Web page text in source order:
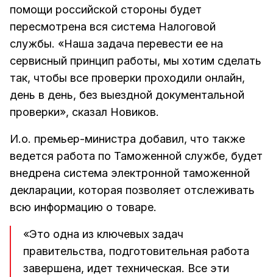
помощи российской стороны будет
пересмотрена вся система Налоговой
службы. «Наша задача перевести ее на
сервисный принцип работы, мы хотим сделать
так, чтобы все проверки проходили онлайн,
день в день, без выездной документальной
проверки», сказал Новиков.
И.о. премьер-министра добавил, что также
ведется работа по Таможенной службе, будет
внедрена система электронной таможенной
декларации, которая позволяет отслеживать
всю информацию о товаре.
«Это одна из ключевых задач
правительства, подготовительная работа
завершена, идет техническая. Все эти